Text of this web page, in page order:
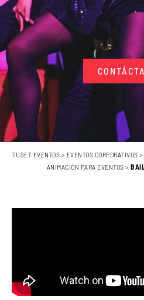
TUSET EVENTOS > EVENTOS CORPORATIVOS >
ANIMACIÓN PARA EVENTOS >